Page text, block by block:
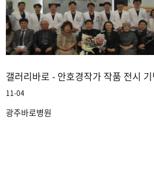
갤러리바로 - 안호경작가 작품 전시
11-04
광주바로병원